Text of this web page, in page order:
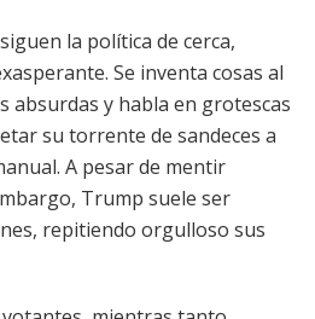
la política de cerca,
Se inventa cosas al
absurdas y habla en grotescas
su torrente de sandeces a
A pesar de mentir
Trump suele ser
repitiendo orgulloso sus